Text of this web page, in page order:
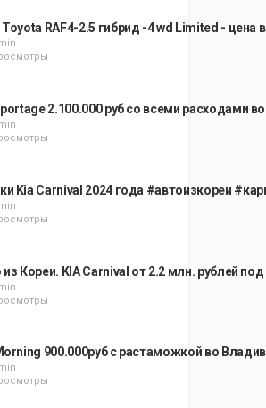
Toyota RAF4-2.5 гибрид -4 wd Limited -
2.100.000 руб со всеми расходами
Kia Carnival 2024 года #автоизкореи
из Кореи. KIA Carnival от 2.2 млн. рублей
900.000руб с растаможкой во